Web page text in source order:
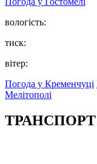
вологість:
тиск:
вітер:
Погода у Кременчуці
Мелітополі